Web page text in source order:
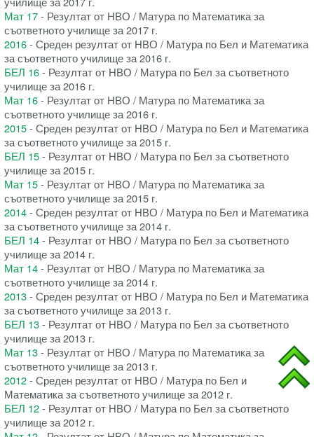
Мат 17- Резултат от НВО / Матура по Математика за
съответното училище за 2017 г.
2016- Среден резултат от НВО / Матура по Бел и Математика
за съответното училище за 2016 г.
БЕЛ 16- Резултат от НВО / Матура по Бел за съответното
училище за 2016 г.
Мат 16- Резултат от НВО / Матура по Математика за
съответното училище за 2016 г.
2015- Среден резултат от НВО / Матура по Бел и Математика
за съответното училище за 2015 г.
БЕЛ 15- Резултат от НВО / Матура по Бел за съответното
училище за 2015 г.
Мат 15- Резултат от НВО / Матура по Математика за
съответното училище за 2015 г.
2014- Среден резултат от НВО / Матура по Бел и Математика
за съответното училище за 2014 г.
БЕЛ 14- Резултат от НВО / Матура по Бел за съответното
училище за 2014 г.
Мат 14- Резултат от НВО / Матура по Математика за
съответното училище за 2014 г.
2013- Среден резултат от НВО / Матура по Бел и Математика
за съответното училище за 2013 г.
БЕЛ 13- Резултат от НВО / Матура по Бел за съответното
училище за 2013 г.
Мат 13- Резултат от НВО / Матура по Математика за
съответното училище за 2013 г.
2012- Среден резултат от НВО / Матура по Бел и
Математика за съответното училище за 2012 г.
БЕЛ 12- Резултат от НВО / Матура по Бел за съответното
училище за 2012 г.